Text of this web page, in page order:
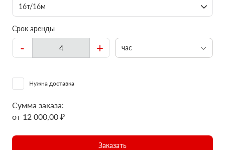
16т/16м
Срок аренды
- + час
Нужна доставка
Сумма заказа:
от 12 000,00 ₽
Заказать